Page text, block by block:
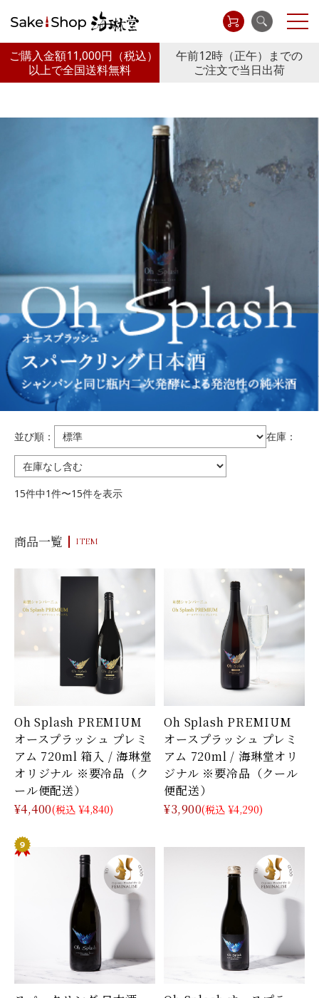
ご購入金額11,000円 （税込）
以上で全国送料無料
午前12時（正午）までの
ご注文で当日出荷
並び順： 在庫：
15件中1件〜15件を表示
商品一覧 ITEM
Oh Splash PREMIUM
オースプラッシュ プレミ
アム 720ml 箱入 / 海琳堂
オリジナル ※要冷品（ク
ール便配送）
¥4,400(税込 ¥4,840)
Oh Splash PREMIUM
オースプラッシュ プレミ
アム 720ml / 海琳堂オリ
ジナル ※要冷品（クール
便配送）
¥3,900(税込 ¥4,290)